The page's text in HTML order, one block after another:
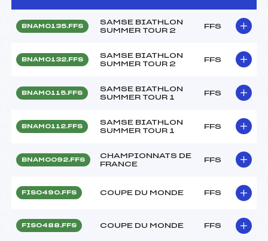
BNAM0135.FFS
SAMSE BIATHLON
SUMMER TOUR 2
FFS
BNAM0132.FFS
SAMSE BIATHLON
SUMMER TOUR 2
FFS
BNAM0115.FFS
SAMSE BIATHLON
SUMMER TOUR 1
FFS
BNAM0112.FFS
SAMSE BIATHLON
SUMMER TOUR 1
FFS
BNAM0092.FFS
CHAMPIONNATS DE
FRANCE
FFS
FIS0490.FFS COUPE DU MONDE FFS
FIS0488.FFS COUPE DU MONDE FFS